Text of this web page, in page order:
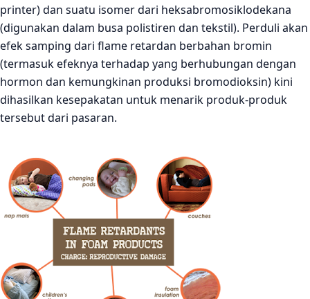
printer) dan suatu isomer dari heksabromosiklodekana
(digunakan dalam busa polistiren dan tekstil). Perduli akan
efek samping dari flame retardan berbahan bromin
(termasuk efeknya terhadap yang berhubungan dengan
hormon dan kemungkinan produksi bromodioksin) kini
dihasilkan kesepakatan untuk menarik produk-produk
tersebut dari pasaran.